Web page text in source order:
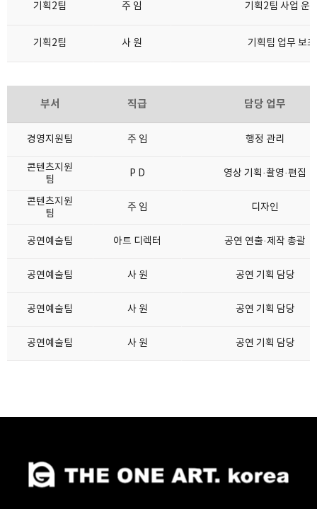
기획2팀 사업 운
기획2팀 주 임
기획팀 업무 보조
기획2팀 사 원
부서 직급 담당 업무
행정 관리
경영지원팀 주 임
영상 기획·촬영·편집
콘텐츠지원
팀
P D
디자인
콘텐츠지원
팀
주 임
공연 연출·제작 총괄
공연예술팀 아트 디렉터
공연 기획 담당
공연예술팀 사 원
공연 기획 담당
공연예술팀 사 원
공연 기획 담당
공연예술팀 사 원